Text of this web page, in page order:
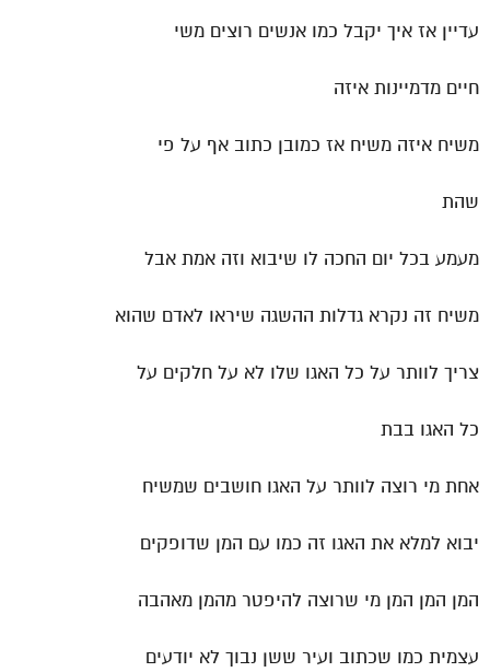
עדיין אז איך יקבל כמו אנשים רוצים משי
חיים מדמיינות איזה
משיח איזה משיח אז כמובן כתוב אף על פי
שהת
מעמע בכל יום החכה לו שיבוא וזה אמת אבל
משיח זה נקרא גדלות ההשגה שיראו לאדם שהוא
צריך לוותר על כל האגו שלו לא על חלקים על
כל האגו בבת
אחת מי רוצה לוותר על האגו חושבים שמשיח
יבוא למלא את האגו זה כמו עם המן שדופקים
המן המן המן מי שרוצה להיפטר מהמן מאהבה
עצמית כמו שכתוב ועיר ששן נבוך לא יודעים